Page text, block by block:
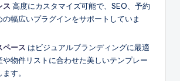
ス 高度にカスタマイズ可能で、SEO、予約
の幅広いプラグインをサポートしていま
ペース はビジュアルブランディングに最適
や物件リストに合わせた美しいテンプレー
す。